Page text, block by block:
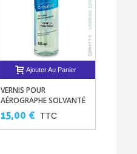
Ajouter Au Panier
VERNIS POUR
AÉROGRAPHE SOLVANTÉ
1C GRAPHIC – 2 TYPES
15,00 € TTC